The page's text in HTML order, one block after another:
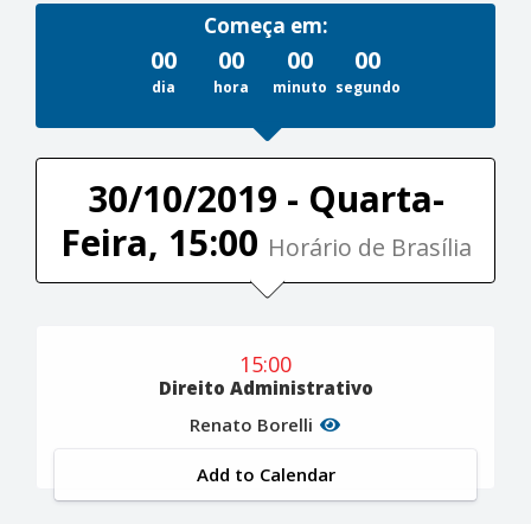
Começa em:
00
dia
00
hora
00
minuto
00
segundo
30/10/2019 - Quarta-
Feira, 15:00 Horário de Brasília
15:00
Direito Administrativo
Renato Borelli
Add to Calendar